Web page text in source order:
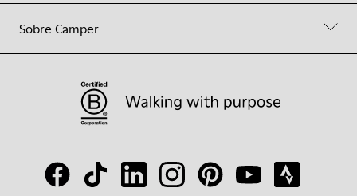
Sobre Camper